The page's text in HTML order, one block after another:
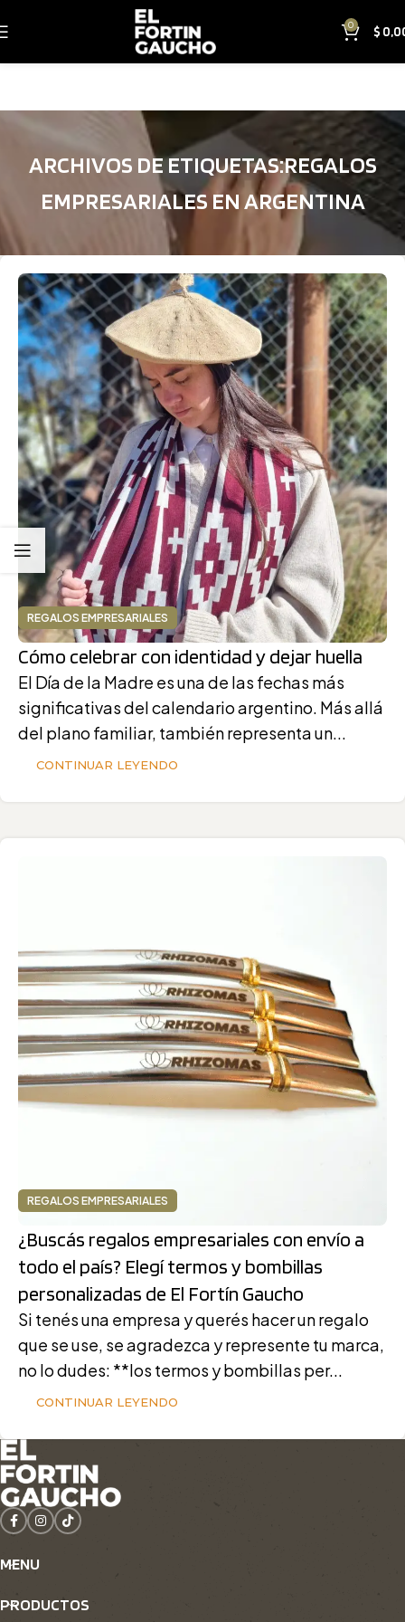
0 $
ARCHIVOS DE ETIQUETAS:REGALOS
EMPRESARIALES EN ARGENTINA
REGALOS EMPRESARIALES
Cómo celebrar con identidad y dejar huella
El Día de la Madre es una de las fechas más
significativas del calendario argentino. Más allá
del plano familiar, también representa un...
CONTINUAR LEYENDO
REGALOS EMPRESARIALES
¿Buscás regalos empresariales con envío a
todo el país? Elegí termos y bombillas
personalizadas de El Fortín Gaucho
Si tenés una empresa y querés hacer un regalo
que se use, se agradezca y represente tu marca,
no lo dudes: **los termos y bombillas per...
CONTINUAR LEYENDO
MENU
PRODUCTOS